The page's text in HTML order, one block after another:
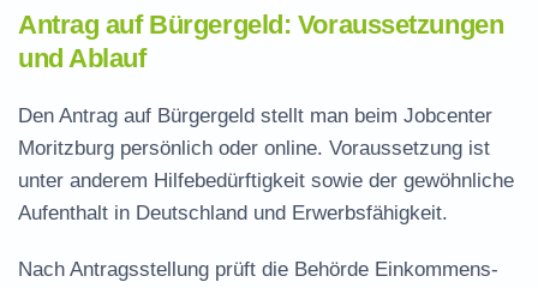
Antrag auf Bürgergeld: Voraussetzungen
und Ablauf
Den Antrag auf Bürgergeld stellt man beim Jobcenter
Moritzburg persönlich oder online. Voraussetzung ist
unter anderem Hilfebedürftigkeit sowie der gewöhnliche
Aufenthalt in Deutschland und Erwerbsfähigkeit.
Nach Antragsstellung prüft die Behörde Einkommens-